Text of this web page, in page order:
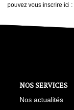
pouvez vous inscrire ici :
NOS SERVICES
Nos actualités